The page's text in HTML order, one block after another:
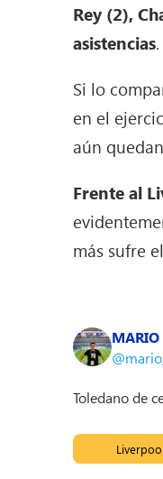
Rey (2),
asistencias.
Si lo
en el
aún
Frente al
más sufre
MARIO
Toledano de